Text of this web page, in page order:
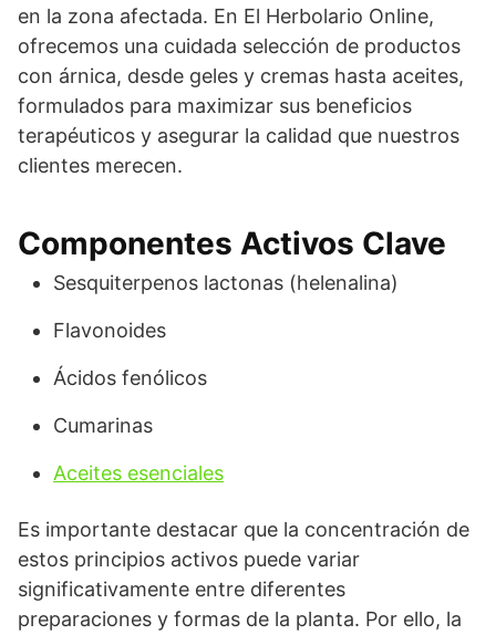
en la zona afectada. En El Herbolario Online,
ofrecemos una cuidada selección de productos
con árnica, desde geles y cremas hasta aceites,
formulados para maximizar sus beneficios
terapéuticos y asegurar la calidad que nuestros
clientes merecen.
Componentes Activos Clave
Sesquiterpenos lactonas (helenalina)
Flavonoides
Ácidos fenólicos
Cumarinas
Aceites esenciales
Es importante destacar que la concentración de
estos principios activos puede variar
significativamente entre diferentes
preparaciones y formas de la planta. Por ello, la